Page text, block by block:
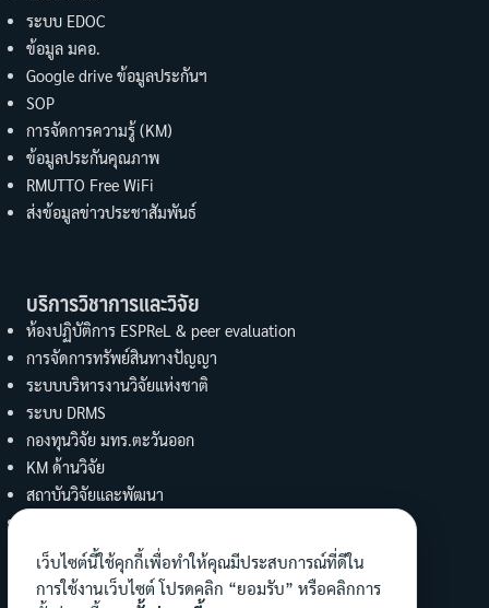
ระบบ EDOC
ข้อมูล มคอ.
Google drive ข้อมูลประกันฯ
SOP
การจัดการความรู้ (KM)
ข้อมูลประกันคุณภาพ
RMUTTO Free WiFi
ส่งข้อมูลข่าวประชาสัมพันธ์
บริการวิชาการและวิจัย
ห้องปฏิบัติการ ESPReL & peer evaluation
การจัดการทรัพย์สินทางปัญญา
ระบบบริหารงานวิจัยแห่งชาติ
ระบบ DRMS
กองทุนวิจัย มทร.ตะวันออก
KM ด้านวิจัย
สถาบันวิจัยและพัฒนา
งานบริการวิชาการ คณะวิทย์ฯ
เว็บไซต์นี้ใช้คุกกี้เพื่อทำให้คุณมีประสบการณ์ที่ดีใน
การใช้งานเว็บไซต์ โปรดคลิก “ยอมรับ” หรือคลิกการ